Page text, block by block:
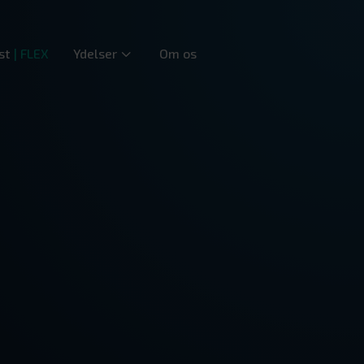
| FLEX Ydelser Om os